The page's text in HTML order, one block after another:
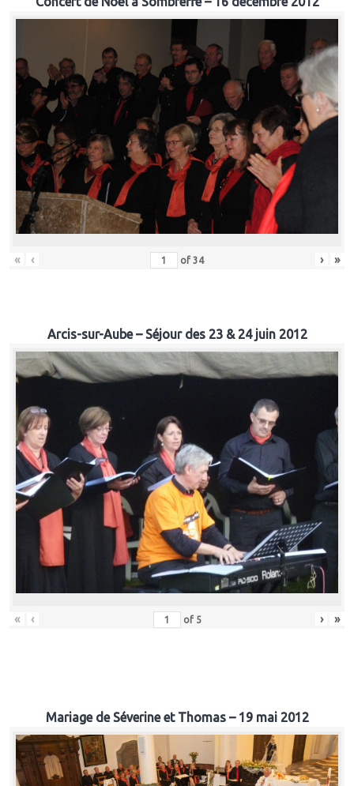
« ‹ of 34 › »
Arcis-sur-Aube – Séjour des 23 & 24 juin 2012
« ‹ of 5 › »
Mariage de Séverine et Thomas – 19 mai 2012